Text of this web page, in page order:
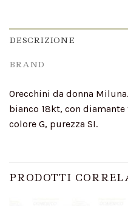
DESCRIZIONE
BRAND
Orecchini da donna
bianco 18kt, con
colore G, purezza SI.
PRODOTTI